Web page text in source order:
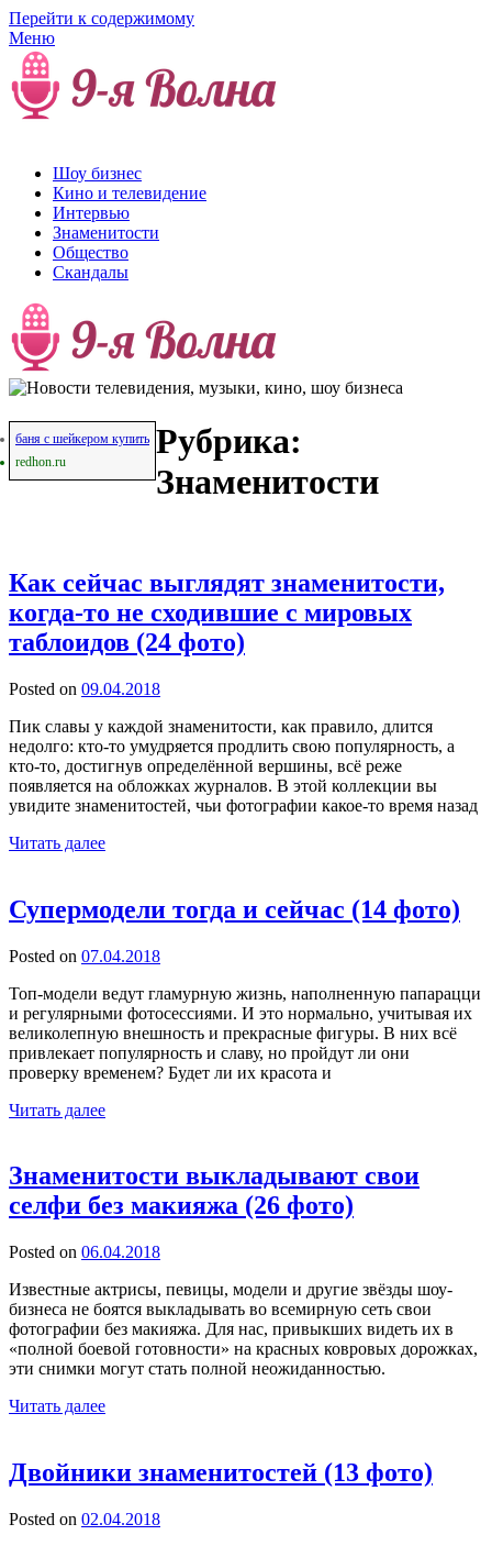
Перейти к содержимому
Меню
Шоу бизнес
Кино и телевидение
Интервью
Знаменитости
Общество
Скандалы
баня с шейкером купить
redhon.ru
Рубрика:
Знаменитости
Как сейчас выглядят знаменитости,
когда-то не сходившие с мировых
таблоидов (24 фото)
Posted on 09.04.2018
Пик славы у каждой знаменитости, как правило, длится
недолго: кто-то умудряется продлить свою популярность, а
кто-то, достигнув определённой вершины, всё реже
появляется на обложках журналов. В этой коллекции вы
увидите знаменитостей, чьи фотографии какое-то время назад
Читать далее
Супермодели тогда и сейчас (14 фото)
Posted on 07.04.2018
Топ-модели ведут гламурную жизнь, наполненную папарацци
и регулярными фотосессиями. И это нормально, учитывая их
великолепную внешность и прекрасные фигуры. В них всё
привлекает популярность и славу, но пройдут ли они
проверку временем? Будет ли их красота и
Читать далее
Знаменитости выкладывают свои
селфи без макияжа (26 фото)
Posted on 06.04.2018
Известные актрисы, певицы, модели и другие звёзды шоу-
бизнеса не боятся выкладывать во всемирную сеть свои
фотографии без макияжа. Для нас, привыкших видеть их в
«полной боевой готовности» на красных ковровых дорожках,
эти снимки могут стать полной неожиданностью.
Читать далее
Двойники знаменитостей (13 фото)
Posted on 02.04.2018